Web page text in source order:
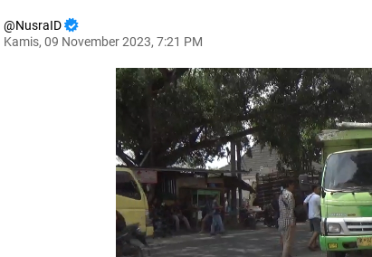
NusraID
Kamis, 09 November 2023, 7:21 PM